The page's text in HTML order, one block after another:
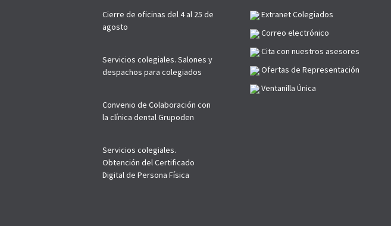
Cierre de oficinas del 4 al 25 de
agosto
Servicios colegiales. Salones y
despachos para colegiados
Convenio de Colaboración con
la clínica dental Grupoden
Servicios colegiales.
Obtención del Certificado
Digital de Persona Física
Extranet Colegiados
Correo electrónico
Cita con nuestros asesores
Ofertas de Representación
Ventanilla Única